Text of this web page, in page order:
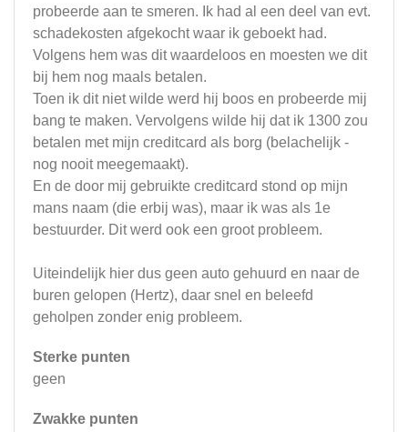
probeerde aan te smeren. Ik had al een deel van evt.
schadekosten afgekocht waar ik geboekt had.
Volgens hem was dit waardeloos en moesten we dit
bij hem nog maals betalen.
Toen ik dit niet wilde werd hij boos en probeerde mij
bang te maken. Vervolgens wilde hij dat ik 1300 zou
betalen met mijn creditcard als borg (belachelijk -
nog nooit meegemaakt).
En de door mij gebruikte creditcard stond op mijn
mans naam (die erbij was), maar ik was als 1e
bestuurder. Dit werd ook een groot probleem.
Uiteindelijk hier dus geen auto gehuurd en naar de
buren gelopen (Hertz), daar snel en beleefd
geholpen zonder enig probleem.
Sterke punten
geen
Zwakke punten